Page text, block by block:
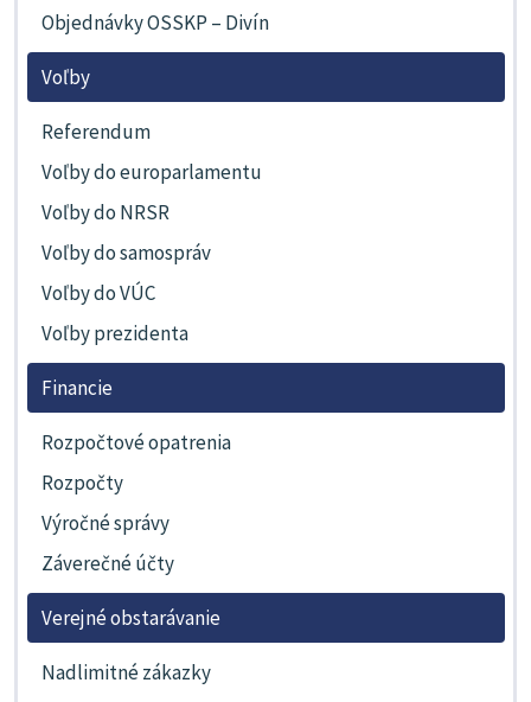
Objednávky OSSKP – Divín
Voľby
Referendum
Voľby do europarlamentu
Voľby do NRSR
Voľby do samospráv
Voľby do VÚC
Voľby prezidenta
Financie
Rozpočtové opatrenia
Rozpočty
Výročné správy
Záverečné účty
Verejné obstarávanie
Nadlimitné zákazky